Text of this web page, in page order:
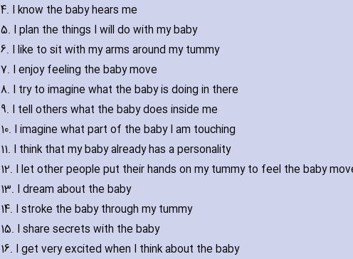
4. I know the baby hears me
5. I plan the things I will do with my baby
6. I like to sit with my arms around my tummy
7. I enjoy feeling the baby move
8. I try to imagine what the baby is doing in there
9. I tell others what the baby does inside me
10. I imagine what part of the baby I am touching
11. I think that my baby already has a personality
12. I let other people put their hands on my tummy to feel the baby
13. I dream about the baby
14. I stroke the baby through my tummy
15. I share secrets with the baby
16. I get very excited when I think about the baby